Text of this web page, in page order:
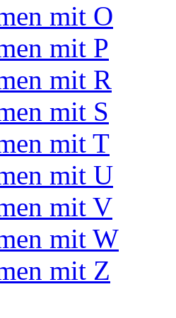
mit O
mit P
mit R
mit S
mit T
mit U
mit V
mit W
mit Z